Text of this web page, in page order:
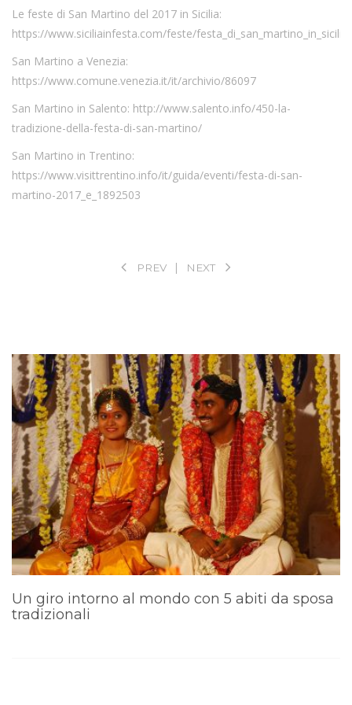
Le feste di San Martino del 2017 in Sicilia:
https://www.siciliainfesta.com/feste/
San Martino a Venezia:
https://www.comune.venezia.it/it/archivio/86097
San Martino in Salento: http://www.salento.info/450-la-
tradizione-della-festa-di-san-martino/
San Martino in Trentino:
https://www.visittrentino.info/it/guida/eventi/festa-di-san-
martino-2017_e_1892503
PREV NEXT
Un giro intorno al mondo con 5 abiti da sposa
tradizionali